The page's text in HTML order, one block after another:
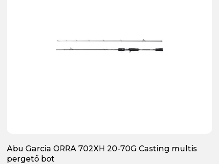
Abu Garcia ORRA 702XH 20-70G Casting multis
pergető bot